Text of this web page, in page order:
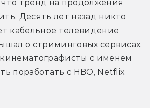
тренд на продолжения
Десять лет назад никто
кабельное телевидение
о стриминговых сервисах.
с именем
поработать с HBO, Netflix